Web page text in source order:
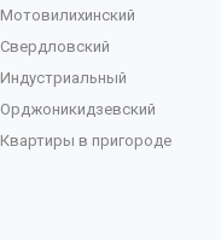
Мотовилихинский
Свердловский
Индустриальный
Орджоникидзевский
Квартиры в пригороде